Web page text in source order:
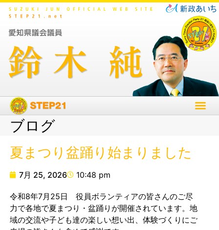
ブログ
夏まつり盆踊り始まりました
7月 25, 2026 10:48 pm
令和8年7月25日 役員ボランティアの皆さんのご尽
力で各地で夏まつり・盆踊りが開催されています。地
域の交流や子ども達の楽しい想い出、体験づくりにご